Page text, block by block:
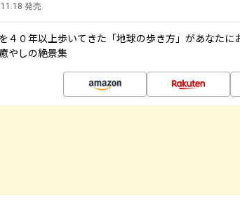
発売
４０年以上歩いてきた「地球の歩き方」があなたに
やしの絶景集